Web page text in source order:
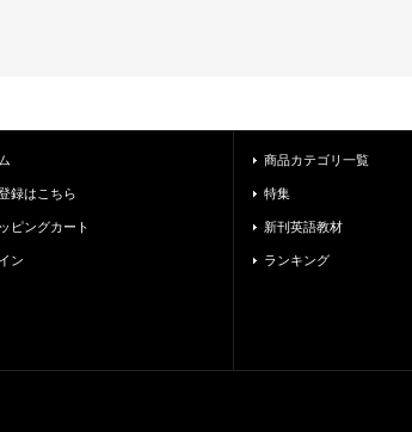
録はこちら
ピングカート
ン
商品カテゴリ一覧
特集
新刊英語教材
ランキング